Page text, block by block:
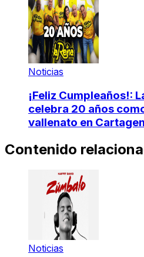
Noticias
¡Feliz Cumpleaños!:
celebra 20 años
vallenato en
Contenido
Noticias